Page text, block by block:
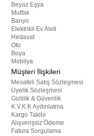
Beyaz Eşya
Mutfak
Banyo
Elektrikli Ev Aleti
Hırdavat
Oto
Boya
Mobilya
Müşteri İlişkileri
Mesafeli Satış Sözleşmesi
Üyelik Sözleşmesi
Gizlilik & Güvenlik
K.V.K.K Aydınlatma
Kargo Takibi
Alışverişsiz Ödeme
Fatura Sorgulama